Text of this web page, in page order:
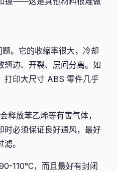
。它的收缩率很大，冷却
翘边、开裂、层间分离。如
打印大尺寸 ABS 零件几乎
释放苯乙烯等有害气体，
时必须保证良好通风，最好
。
110°C，而且最好有封闭